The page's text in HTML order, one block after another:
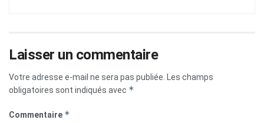
Laisser un commentaire
Votre adresse e-mail ne sera pas publiée.
Les champs
obligatoires sont indiqués avec *
Commentaire *